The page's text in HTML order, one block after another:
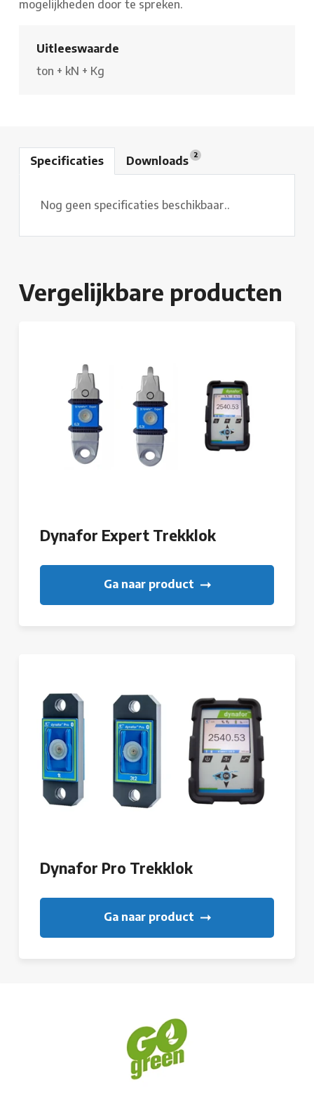
mogelijkheden door te spreken.
Uitleeswaarde
ton + kN + Kg
Specificaties Downloads 2
Nog geen specificaties beschikbaar..
Vergelijkbare producten
Dynafor Expert Trekklok
Ga naar product
Dynafor Pro Trekklok
Ga naar product